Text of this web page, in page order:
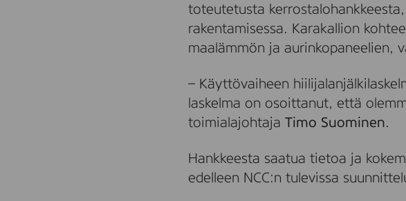
toteutetusta
rakentamisessa. Karakallion
maalämmön ja aurinkopaneelien,
– Käyttövaiheen
laskelma on osoittanut, että
toimialajohtaja Timo Suominen.
Hankkeesta saatua tietoa ja
edelleen NCC:n tulevissa